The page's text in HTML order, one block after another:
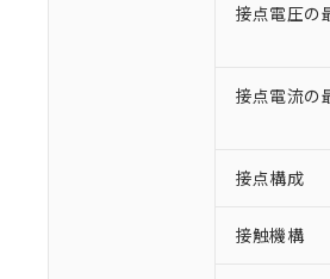
接点電圧の
接点電流の
接点構成
接触機構